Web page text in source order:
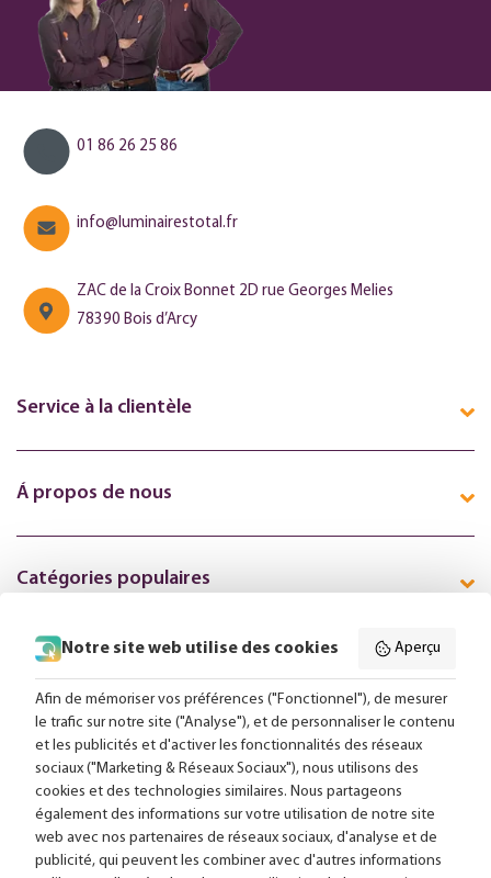
01 86 26 25 86
info@luminairestotal.fr
ZAC de la Croix Bonnet 2D rue Georges Melies
78390 Bois d’Arcy
Service à la clientèle
Á propos de nous
Catégories populaires
Suivez-nous en ligne:
Livraison gratuite à partir de 99,-
Conseils sur mesure
Plus de 25 000 lampes en stock
Notre site web utilise des cookies Aperçu
Afin de mémoriser vos préférences ("Fonctionnel"), de mesurer
le trafic sur notre site ("Analyse"), et de personnaliser le contenu
et les publicités et d'activer les fonctionnalités des réseaux
sociaux ("Marketing & Réseaux Sociaux"), nous utilisons des
cookies et des technologies similaires. Nous partageons
également des informations sur votre utilisation de notre site
web avec nos partenaires de réseaux sociaux, d'analyse et de
publicité, qui peuvent les combiner avec d'autres informations